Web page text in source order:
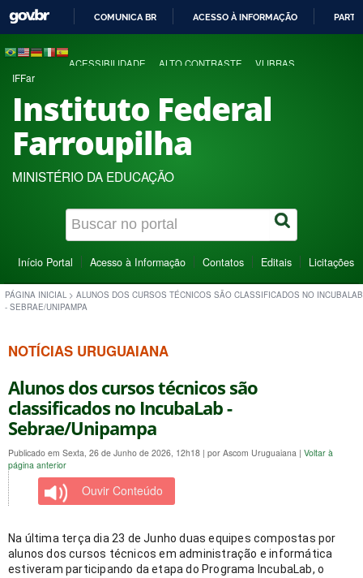
COMUNICA BR ACESSO À INFORMAÇÃO
ACESSIBILIDADE ALTO CONTRASTE VLIBRAS
IFFar
Instituto Federal
Farroupilha
MINISTÉRIO DA EDUCAÇÃO
Início Portal Acesso à Informação Contatos Editais Licitações
PÁGINA INICIAL > ALUNOS DOS CURSOS TÉCNICOS SÃO CLASSIFICADOS NO INCUBALAB
- SEBRAE/UNIPAMPA
NOTÍCIAS URUGUAIANA
Alunos dos cursos técnicos são
classificados no IncubaLab -
Sebrae/Unipampa
Publicado em Sexta, 26 de Junho de 2026, 12h18 | por Ascom Uruguaiana | Voltar à
página anterior
Ouvir Conteúdo
Na última terça dia 23 de Junho duas equipes compostas por
alunos dos cursos técnicos em administração e informática
estiveram participando da etapa do Programa IncubaLab, o